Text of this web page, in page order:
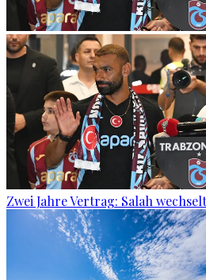
Zwei Jahre Vertrag: Salah